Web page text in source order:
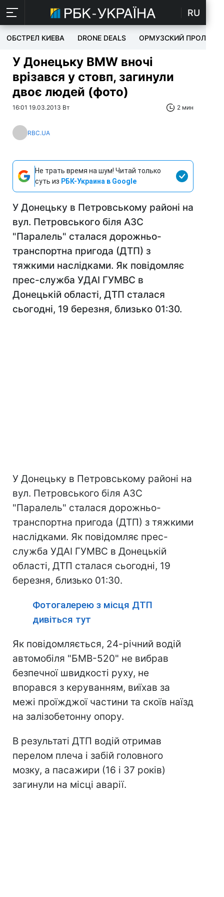
RU
ОБСТРЕЛ КИЕВА DRONE DEALS ОРМУЗСКИЙ ПРОЛИВ
У Донецьку BMW вночі
врізався у стовп, загинули
двоє людей (фото)
16:01 19.03.2013 Вт 2 мин
RBC.UA
Не трать время на шум! Читай только
суть из РБК-Украина в Google
У Донецьку в Петровському районі на
вул. Петровського біля АЗС
"Паралель" сталася дорожньо-
транспортна пригода (ДТП) з
тяжкими наслідками. Як повідомляє
прес-служба УДАІ ГУМВС в
Донецькій області, ДТП сталася
сьогодні, 19 березня, близько 01:30.
У Донецьку в Петровському районі на
вул. Петровського біля АЗС
"Паралель" сталася дорожньо-
транспортна пригода (ДТП) з тяжкими
наслідками. Як повідомляє прес-
служба УДАІ ГУМВС в Донецькій
області, ДТП сталася сьогодні, 19
березня, близько 01:30.
Фотогалерею з місця ДТП
дивіться тут
Як повідомляється, 24-річний водій
автомобіля "БМВ-520" не вибрав
безпечної швидкості руху, не
впорався з керуванням, виїхав за
межі проїжджої частини та скоїв наїзд
на залізобетонну опору.
В результаті ДТП водій отримав
перелом плеча і забій головного
мозку, а пасажири (16 і 37 років)
загинули на місці аварії.